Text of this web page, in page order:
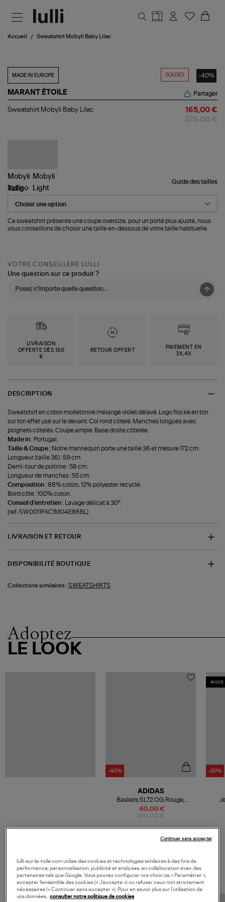
Accueil Sweatshirt Mobyli Baby Lilac
SOLDES -40%
MADE IN EUROPE
MARANT ÉTOILE
Sweatshirt
Partager
Sweatshirt Mobyli Baby Lilac 165,00 €
Guide des tailles
Taille
Ce sweatshirt présente une coupe oversize, pour un porté plus ajusté, nous
vous conseillons de choisir une taille en-dessous de votre taille habituelle.
VOTRE CONSEILLÈRE LULLI
Une question sur ce produit ?
LIVRAISON
OFFERTE DÈS 150
€
RETOUR OFFERT
PAIEMENT EN
3X,4X
DESCRIPTION
Sweatshirt en coton molletonné mélangé violet délavé. Logo flocké en ton
sur ton effet usé sur le devant. Col rond côtelé. Manches longues avec
poignets côtelés. Coupe ample. Base droite côtelée.
Made in : Portugal.
Taille & Coupe : Notre mannequin porte une taille 36 et mesure 172 cm.
Longueur (taille 36) : 59 cm.
Demi-tour de poitrine : 58 cm.
Longueur de manches : 55 cm.
Composition :88% coton, 12% polyester recyclé.
Bord côte : 100% coton.
Conseil d'entretien :
Lavage délicat à 30°.
(ref-SW0011FAC1M04E86BL)
LIVRAISON ET RETOUR
DISPONIBILITÉ BOUTIQUE
Collections similaires : SWEATSHIRTS
Adoptez
LE LOOK
-40%
60,00 €
ADIDAS
Baskets SL72 OG Rouge,
Lavande Pâle, Fluo
MADE
-50%
VOS DERNIERS PRODUITS VUS
lulli-sur-la-toile.com utilise des cookies et technologies similaires à des fins de
performance, personnalisation, publicité et analyses, en collaboration avec des
partenaires tels que Google. Vous pouvez configurer vos choix via « Paramétrer »,
accepter l’ensemble des cookies (« J’accepte ») ou refuser ceux non strictement
nécessaires (« Continuer sans accepter »). Pour en savoir plus sur l’utilisation de
vos données, consulter notre politique de cookies
Continuer sans accepter